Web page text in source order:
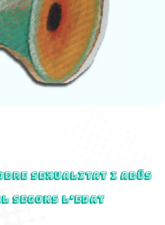
sexualitat i abús
segons l'edat